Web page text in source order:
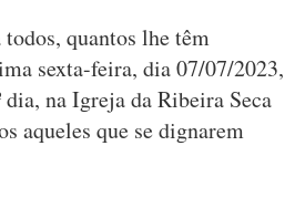
quantos lhe têm
sexta-feira, dia 07/07/2023,
dia, na Igreja da Ribeira Seca
aqueles que se dignarem